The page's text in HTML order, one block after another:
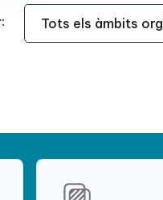
Àmbit Funcional